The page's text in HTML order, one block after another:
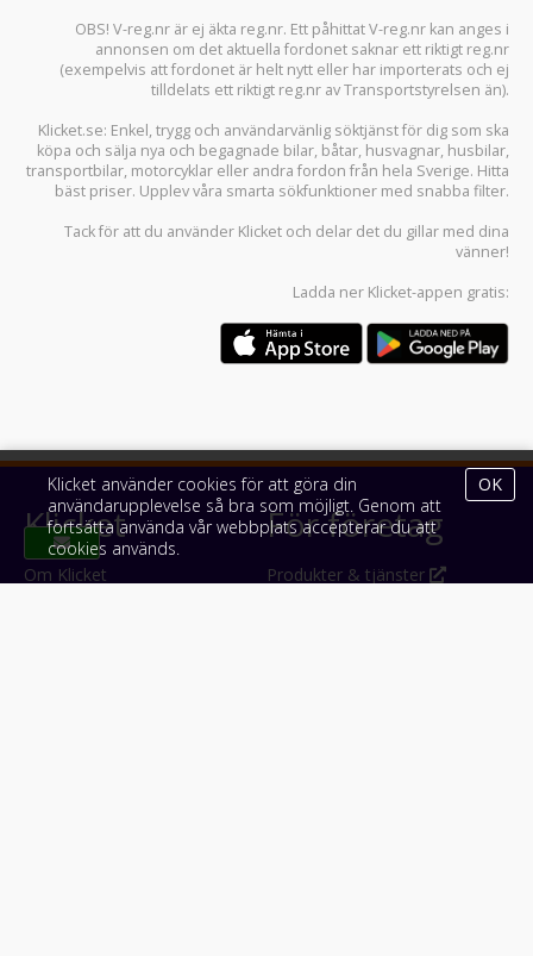
OBS! V-reg.nr är ej äkta reg.nr. Ett påhittat V-reg.nr kan anges i
annonsen om det aktuella fordonet saknar ett riktigt reg.nr
(exempelvis att fordonet är helt nytt eller har importerats och ej
tilldelats ett riktigt reg.nr av Transportstyrelsen än).
Klicket.se: Enkel, trygg och användarvänlig söktjänst för dig som ska
köpa och sälja nya och begagnade bilar, båtar, husvagnar, husbilar,
transportbilar, motorcyklar eller andra fordon från hela Sverige. Hitta
bäst priser. Upplev våra smarta sökfunktioner med snabba filter.
Tack för att du använder Klicket och delar det du gillar med dina
vänner!
Ladda ner Klicket-appen gratis:
Klicket
Om Klicket
För företag
Produkter & tjänster
Klicket använder cookies för att göra din
användarupplevelse så bra som möjligt. Genom att
fortsätta använda vår webbplats accepterar du att
cookies används.
OK